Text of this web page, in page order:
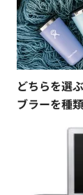
どちらを選
ブラーを種